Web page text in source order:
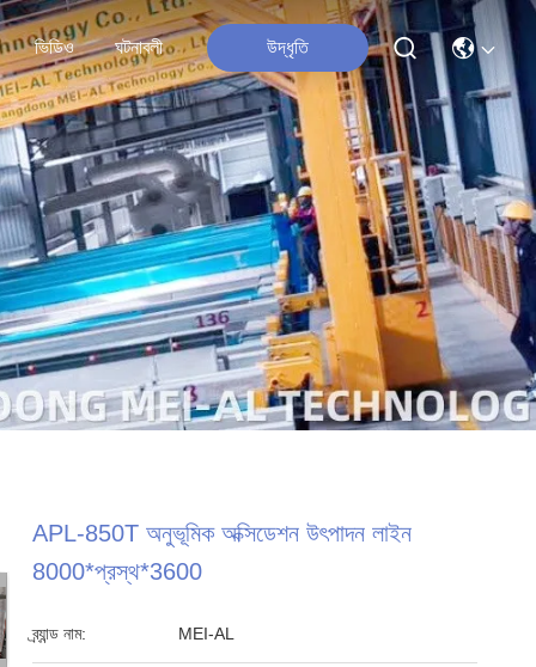
ভিডিও ঘটনাবলী উদ্ধৃতি
APL-850T অনুভূমিক অক্সিডেশন উৎপাদন লাইন
8000*প্রস্থ*3600
ব্র্যান্ড নাম: MEI-AL